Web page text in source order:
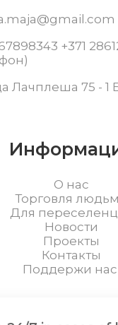
+371
Лачплеша 75 - 1
О нас
Торговля
Для
Новости
Проекты
Контакты
Поддержи